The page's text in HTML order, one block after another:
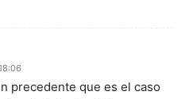
precedente que es el caso